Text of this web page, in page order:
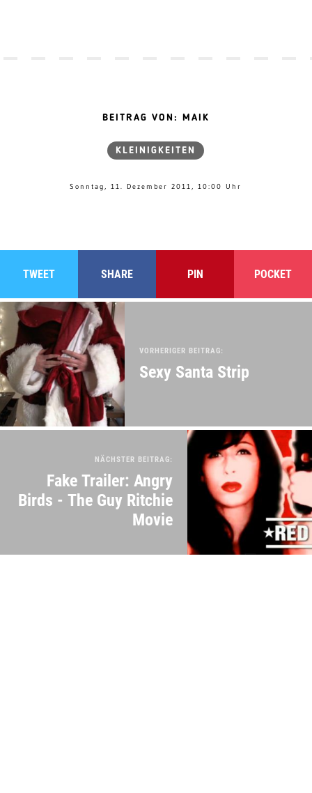
BEITRAG VON: MAIK
KLEINIGKEITEN
Sonntag, 11. Dezember 2011, 10:00 Uhr
TWEET SHARE PIN POCKET
VORHERIGER BEITRAG:
Sexy Santa Strip
NÄCHSTER BEITRAG:
Fake Trailer: Angry
Birds - The Guy Ritchie
Movie